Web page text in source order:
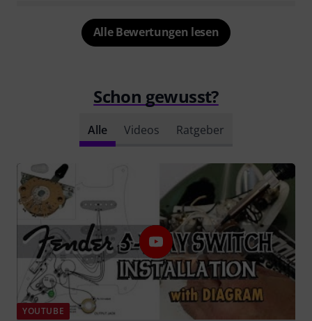
Alle Bewertungen lesen
Schon gewusst?
Alle Videos Ratgeber
YOUTUBE